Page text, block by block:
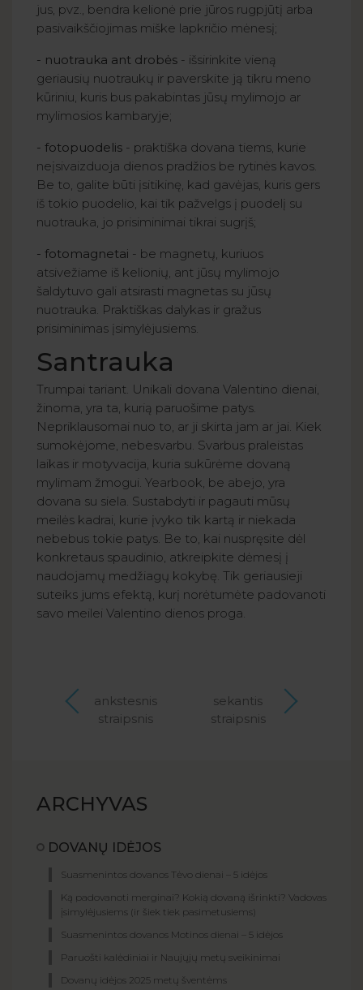
jus, pvz., bendra kelionė prie jūros rugpjūtį arba
pasivaikščiojimas miške lapkričio mėnesį;
- nuotrauka ant drobės - išsirinkite vieną
geriausių nuotraukų ir paverskite ją tikru meno
kūriniu, kuris bus pakabintas jūsų mylimojo ar
mylimosios kambaryje;
- fotopuodelis - praktiška dovana tiems, kurie
neįsivaizduoja dienos pradžios be rytinės kavos.
Be to, galite būti įsitikinę, kad gavėjas, kuris gers
iš tokio puodelio, kai tik pažvelgs į puodelį su
nuotrauka, jo prisiminimai tikrai sugrįš;
- fotomagnetai - be magnetų, kuriuos
atsivežiame iš kelionių, ant jūsų mylimojo
šaldytuvo gali atsirasti magnetas su jūsų
nuotrauka. Praktiškas dalykas ir gražus
prisiminimas įsimylėjusiems.
Santrauka
Trumpai tariant. Unikali dovana Valentino dienai,
žinoma, yra ta, kurią paruošime patys.
Nepriklausomai nuo to, ar ji skirta jam ar jai. Kiek
sumokėjome, nebesvarbu. Svarbus praleistas
laikas ir motyvacija, kuria sukūrėme dovaną
mylimam žmogui. Yearbook, be abejo, yra
dovana su siela. Sustabdyti ir pagauti mūsų
meilės kadrai, kurie įvyko tik kartą ir niekada
nebebus tokie patys. Be to, kai nuspręsite dėl
konkretaus spaudinio, atkreipkite dėmesį į
naudojamų medžiagų kokybę. Tik geriausieji
suteiks jums efektą, kurį norėtumėte padovanoti
savo meilei Valentino dienos proga.
ankstesnis
straipsnis
sekantis
straipsnis
ARCHYVAS
DOVANŲ IDĖJOS
Suasmenintos dovanos Tėvo dienai – 5 idėjos
Ką padovanoti merginai? Kokią dovaną išrinkti? Vadovas
įsimylėjusiems (ir šiek tiek pasimetusiems)
Suasmenintos dovanos Motinos dienai – 5 idėjos
Paruošti kalėdiniai ir Naujųjų metų sveikinimai
Dovanų idėjos 2025 metų šventėms